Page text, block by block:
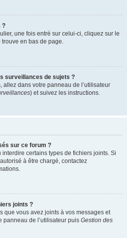
?
une fois entré sur celui-ci, cliquez sur le
trouve en bas de page.
surveillances de sujets ?
allez dans votre panneau de l’utilisateur
) et suivez les instructions.
sur ce forum ?
interdire certains types de fichiers joints. Si
à être chargé, contactez
joints ?
que vous avez joints à vos messages et
panneau de l’utilisateur puis Gestion des